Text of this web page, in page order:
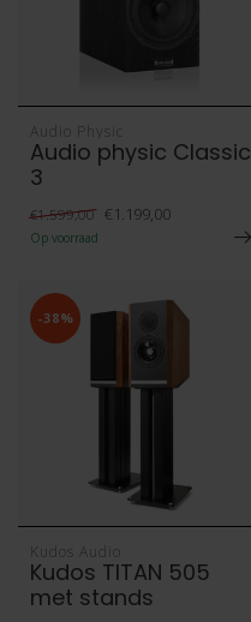
Audio Physic
Audio physic Classic
3
€1.599,00 €1.199,00
Op voorraad
-38%
Kudos Audio
Kudos TITAN 505
met stands